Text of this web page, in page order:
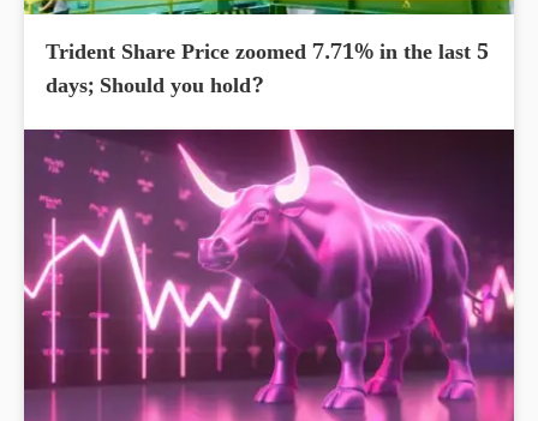
Trident Share Price zoomed 7.71% in the last 5
days; Should you hold?